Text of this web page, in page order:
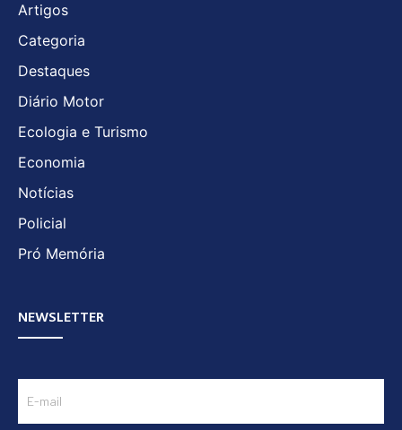
Artigos
Categoria
Destaques
Diário Motor
Ecologia e Turismo
Economia
Notícias
Policial
Pró Memória
NEWSLETTER